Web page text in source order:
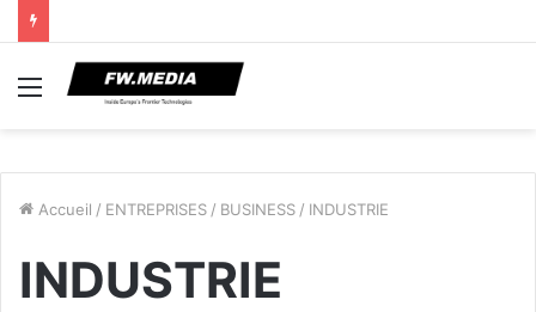
Menu
Accueil / ENTREPRISES / BUSINESS / INDUSTRIE
INDUSTRIE